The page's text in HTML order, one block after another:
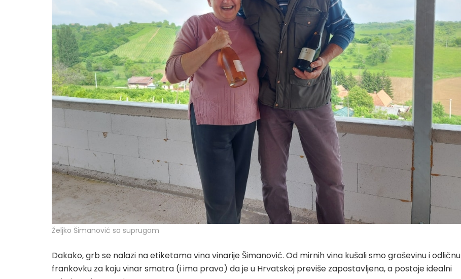
Željko Šimanović sa suprugom
Dakako, grb se nalazi na etiketama vina vinarije Šimanović. Od mirnih vina kušali smo graševinu i odličnu
frankovku za koju vinar smatra (i ima pravo) da je u Hrvatskoj previše zapostavljena, a postoje idealni